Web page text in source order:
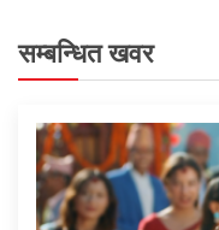
सम्बन्धित खवर